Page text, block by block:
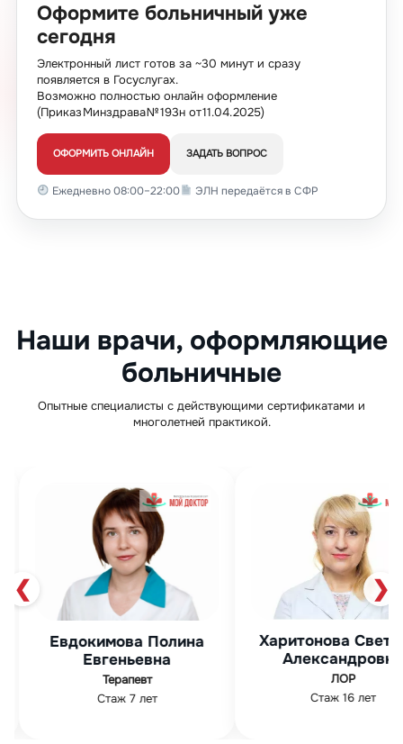
17
18
19
20
21
22
23
4 100
Оформите больничный уже
сегодня
Электронный лист готов за ~30 минут и сразу
появляется в Госуслугах.
Возможно полностью онлайн оформление
(Приказ Минздрава № 193н от 11.04.2025)
ОФОРМИТЬ ОНЛАЙН ЗАДАТЬ ВОПРОС
Ежедневно 08:00–22:00 ЭЛН передаётся в СФР
Наши врачи, оформляющие
больничные
Опытные специалисты с действующими сертификатами и
многолетней практикой.
❮
Харитонова Светлана
Александровна
ЛОР
Стаж 16 лет
Мурза
Гинеколог
Стаж 19 лет
❯